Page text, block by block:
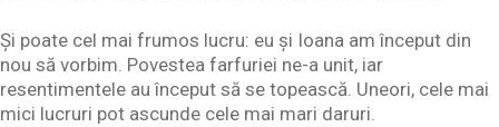
Și poate cel mai frumos lucru: eu și Ioana am început din
nou să vorbim. Povestea farfuriei ne-a unit, iar
resentimentele au început să se topească. Uneori, cele mai
mici lucruri pot ascunde cele mai mari daruri.